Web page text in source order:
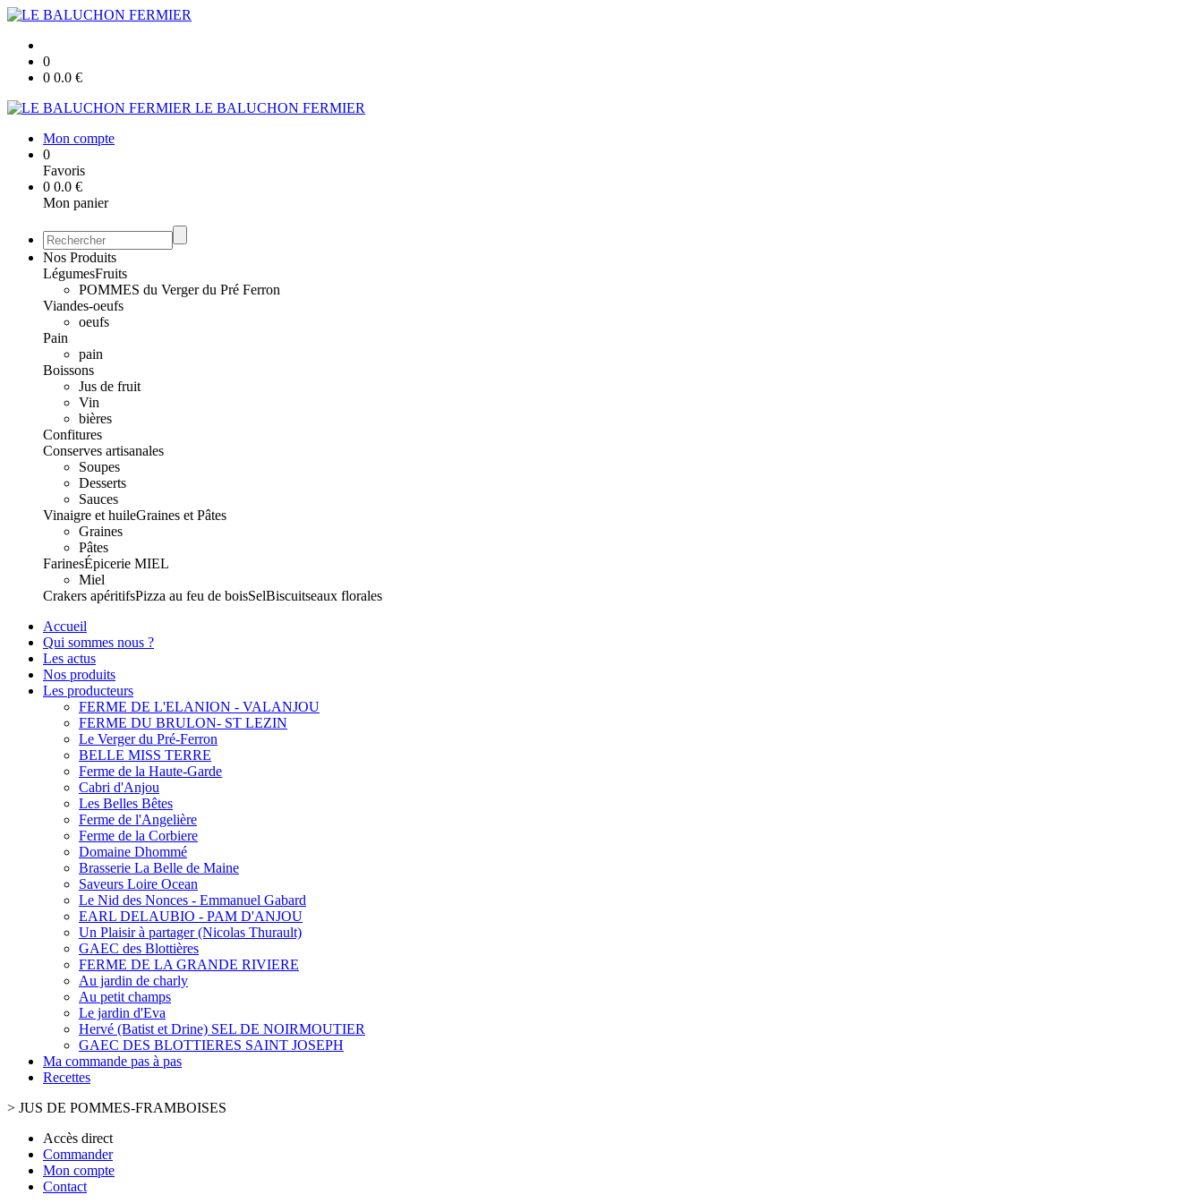
0
0 0.0 €
LE BALUCHON FERMIER
Mon compte
0
Favoris
0 0.0 €
Mon panier
Nos Produits
LégumesFruits
POMMES du Verger du Pré Ferron
Viandes-oeufs
oeufs
Pain
pain
Boissons
Jus de fruit
Vin
bières
Confitures
Conserves artisanales
Soupes
Desserts
Sauces
Vinaigre et huileGraines et Pâtes
Graines
Pâtes
FarinesÉpicerie MIEL
Miel
Crakers apéritifsPizza au feu de boisSelBiscuitseaux florales
Accueil
Qui sommes nous ?
Les actus
Nos produits
Les producteurs
FERME DE L'ELANION - VALANJOU
FERME DU BRULON- ST LEZIN
Le Verger du Pré-Ferron
BELLE MISS TERRE
Ferme de la Haute-Garde
Cabri d'Anjou
Les Belles Bêtes
Ferme de l'Angelière
Ferme de la Corbiere
Domaine Dhommé
Brasserie La Belle de Maine
Saveurs Loire Ocean
Le Nid des Nonces - Emmanuel Gabard
EARL DELAUBIO - PAM D'ANJOU
Un Plaisir à partager (Nicolas Thurault)
GAEC des Blottières
FERME DE LA GRANDE RIVIERE
Au jardin de charly
Au petit champs
Le jardin d'Eva
Hervé (Batist et Drine) SEL DE NOIRMOUTIER
GAEC DES BLOTTIERES SAINT JOSEPH
Ma commande pas à pas
Recettes
> JUS DE POMMES-FRAMBOISES
Accès direct
Commander
Mon compte
Contact